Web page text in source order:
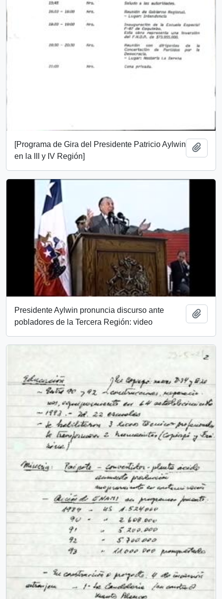
[Programa de Gira del Presidente Patricio Aylwin
en la III y IV Región]
Presidente Aylwin pronuncia discurso ante
pobladores de la Tercera Región: video